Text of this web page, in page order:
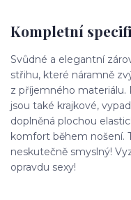
Kompletní
Svůdné a elegantní
střihu, které náramně
z příjemného materiálu.
jsou také krajkové,
doplněná plochou
komfort během nošení.
neskutečně smyslný!
opravdu sexy!